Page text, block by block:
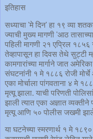
इतिहास
सध्याचा 'मे दिन' हा १९ व्या
ज्याची मुख्य मागणी 'आठ
पहिली मागणी २१ एप्रिल
तेव्हापासून हा दिवस तेथे सुट्टी
कामगारांच्या मार्गाने जात
संघटनांनी १ मे १८८६ रोजी
एका मोर्चाला पांगवताना ४ मे
मृत्यू झाला. याची परिणती
झाली त्यात एका अज्ञात
मृत्यू आणि ५० पोलीस जखमी
या घटनेच्या स्मरणार्थ १ मे